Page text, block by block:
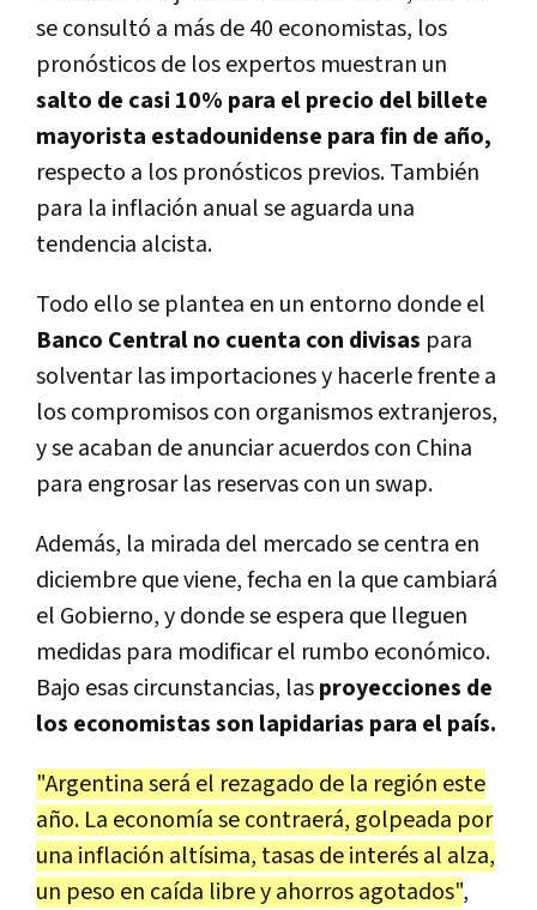
se consultó a más de 40 economistas, los
pronósticos de los expertos muestran un
salto de casi 10% para el precio del billete
mayorista estadounidense para fin de año,
respecto a los pronósticos previos. También
para la inflación anual se aguarda una
tendencia alcista.
Todo ello se plantea en un entorno donde el
Banco Central no cuenta con divisas para
solventar las importaciones y hacerle frente a
los compromisos con organismos extranjeros,
y se acaban de anunciar acuerdos con China
para engrosar las reservas con un swap.
Además, la mirada del mercado se centra en
diciembre que viene, fecha en la que cambiará
el Gobierno, y donde se espera que lleguen
medidas para modificar el rumbo económico.
Bajo esas circunstancias, lasproyecciones de
los economistas son lapidarias para el país.
"Argentina será el rezagado de la región este
año. La economía se contraerá, golpeada por
una inflación altísima, tasas de interés al alza,
un peso en caída libre y ahorros agotados",